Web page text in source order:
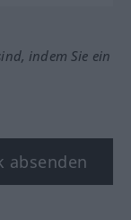
indem Sie ein
absenden